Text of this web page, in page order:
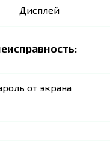
Дисплей
от экрана